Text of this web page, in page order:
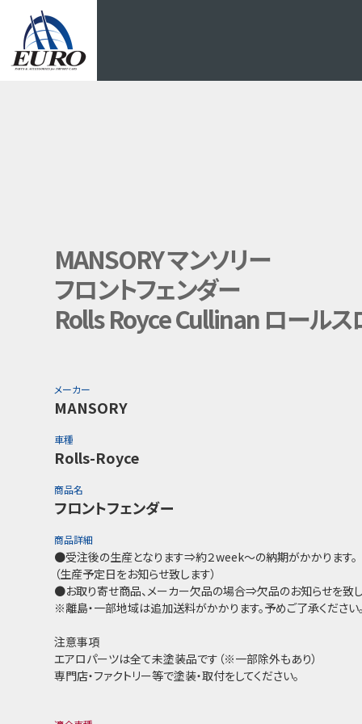
MANSORY マンソリー
フロントフェンダー
Rolls Royce Cullinan ロールス
メーカー
MANSORY
車種
Rolls-Royce
商品名
フロントフェンダー
商品詳細
●受注後の生産となります⇒約２week～の納期がかかります。
（生産予定日をお知らせ致します）
●お取り寄せ商品、メーカー欠品の場合⇒欠品のお知らせを致し
※離島・一部地域は追加送料がかかります。予めご了承ください
注意事項
エアロパーツは全て未塗装品です（※一部除外もあり）
専門店・ファクトリー等で塗装・取付をしてください。